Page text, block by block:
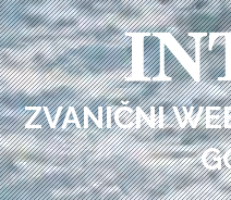
ZVANIČNI